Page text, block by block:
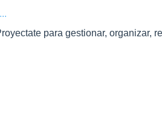
para gestionar, organizar,